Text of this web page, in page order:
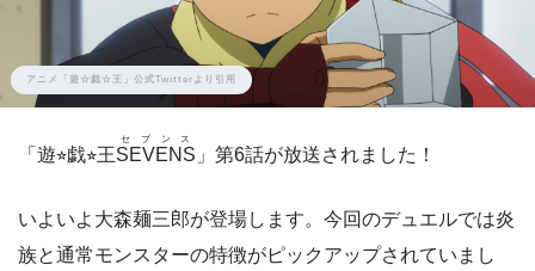
アニメ「遊☆戯☆王」公式Twitterより引用
「遊⭐︎戯⭐︎王SEVENS
セブンス
」第6話が放送されました！
いよいよ大森麺三郎が登場します。今回のデュエルでは炎
族と通常モンスターの特徴がピックアップされていまし